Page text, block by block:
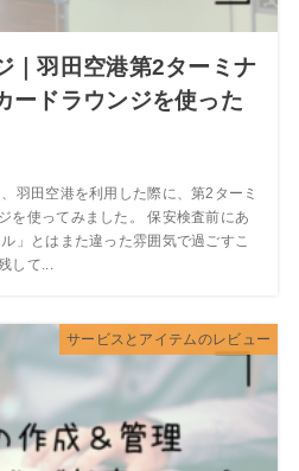
｜羽田空港第2ターミナ
ードラウンジを使った
羽田空港を利用した際に、第2ターミ
を使ってみました。 保安検査前にあ
」とはまた違った雰囲気で過ごすこ
して...
サービスとアイテムのレビュー